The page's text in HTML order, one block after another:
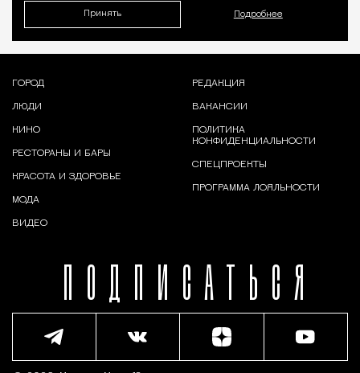
Принять Подробнее
ПОДПИСАТЬСЯ
ГОРОД
ЛЮДИ
КИНО
РЕСТОРАНЫ И БАРЫ
КРАСОТА И ЗДОРОВЬЕ
МОДА
ВИДЕО
РЕДАКЦИЯ
ВАКАНСИИ
ПОЛИТИКА
КОНФИДЕНЦИАЛЬНОСТИ
СПЕЦПРОЕКТЫ
ПРОГРАММА ЛОЯЛЬНОСТИ